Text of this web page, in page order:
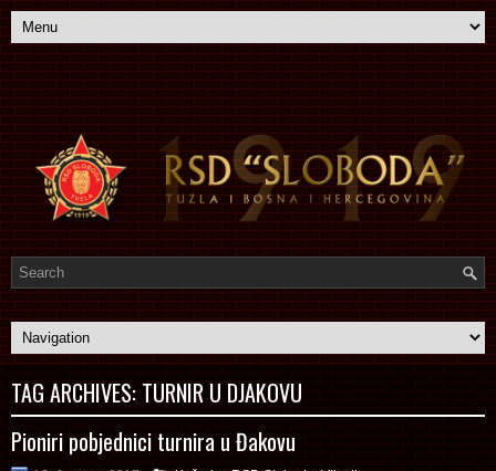
TAG ARCHIVES: TURNIR U DJAKOVU
Pioniri pobjednici turnira u Đakovu